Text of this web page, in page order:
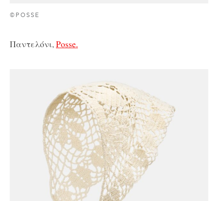
©POSSE
Παντελόνι,Posse.